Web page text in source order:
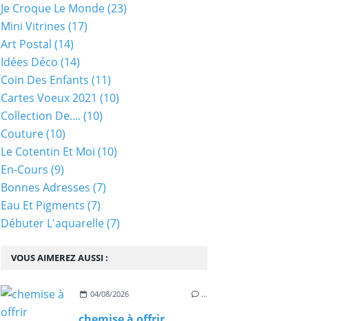
VOUS AIMEREZ AUSSI :
04/08/2026 …
Je Croque Le Monde(23)
Mini Vitrines (17)
Art Postal (14)
Idées Déco (14)
Coin Des Enfants (11)
Cartes Voeux 2021 (10)
Collection De.... (10)
Couture(10)
Le Cotentin Et Moi (10)
En-Cours (9)
Bonnes Adresses (7)
Eau Et Pigments (7)
Débuter L'aquarelle(7)